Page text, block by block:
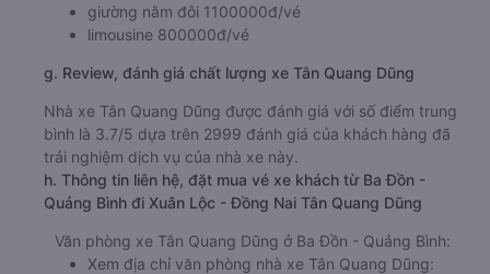
giường nằm đôi 1100000đ/vé
limousine 800000đ/vé
g. Review, đánh giá chất lượng xe Tân Quang Dũng
Nhà xe Tân Quang Dũng được đánh giá với số điểm trung
bình là 3.7/5 dựa trên 2999 đánh giá của khách hàng đã
trải nghiệm dịch vụ của nhà xe này.
h. Thông tin liên hệ, đặt mua vé xe khách từ Ba Đồn -
Quảng Bình đi Xuân Lộc - Đồng Nai Tân Quang Dũng
Văn phòng xe Tân Quang Dũng ở Ba Đồn - Quảng Bình:
Xem địa chỉ văn phòng nhà xe Tân Quang Dũng: